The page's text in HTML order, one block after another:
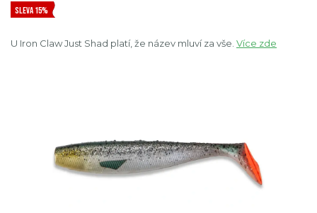
SLEVA 15%
U Iron Claw Just Shad platí, že název mluví za vše. Více zde